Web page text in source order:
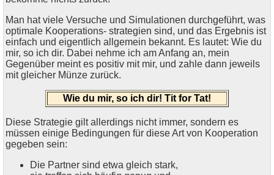
Man hat viele Versuche und Simulationen durchgeführt, was
optimale Kooperations- strategien sind, und das Ergebnis ist
einfach und eigentlich allgemein bekannt. Es lautet: Wie du
mir, so ich dir. Dabei nehme ich am Anfang an, mein
Gegenüber meint es positiv mit mir, und zahle dann jeweils
mit gleicher Münze zurück.
Wie du mir, so ich dir! Tit for Tat!
Diese Strategie gilt allerdings nicht immer, sondern es
müssen einige Bedingungen für diese Art von Kooperation
gegeben sein:
Die Partner sind etwa gleich stark,